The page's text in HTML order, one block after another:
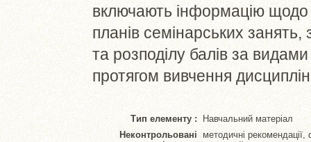
включають інформацію щодо
планів семінарських
та розподілу балів за
протягом вивчення
Тип елементу :
Навчальний матеріал
Неконтрольовані методичні